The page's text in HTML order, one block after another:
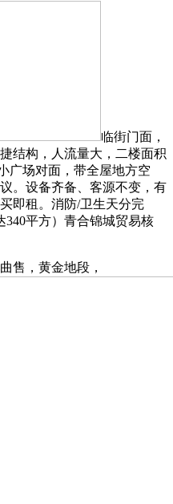
临街门面，
结构，人流量大，二楼面积
广场对面，带全屋地方空
。设备齐备、客源不变，有
即租。消防/卫生天分完
340平方）青合锦城贸易核
，黄金地段，